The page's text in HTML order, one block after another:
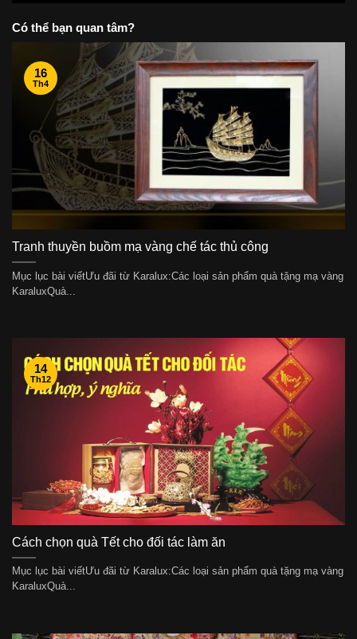
Có thể bạn quan tâm?
Tranh thuyền buồm mạ vàng chế tác thủ công
Mục lục bài viếtƯu đãi từ Karalux:Các loại sản phẩm quà tặng mạ vàng
KaraluxQuà...
16
Th4
Cách chọn quà Tết cho đối tác làm ăn
Mục lục bài viếtƯu đãi từ Karalux:Các loại sản phẩm quà tặng mạ vàng
KaraluxQuà...
14
Th12